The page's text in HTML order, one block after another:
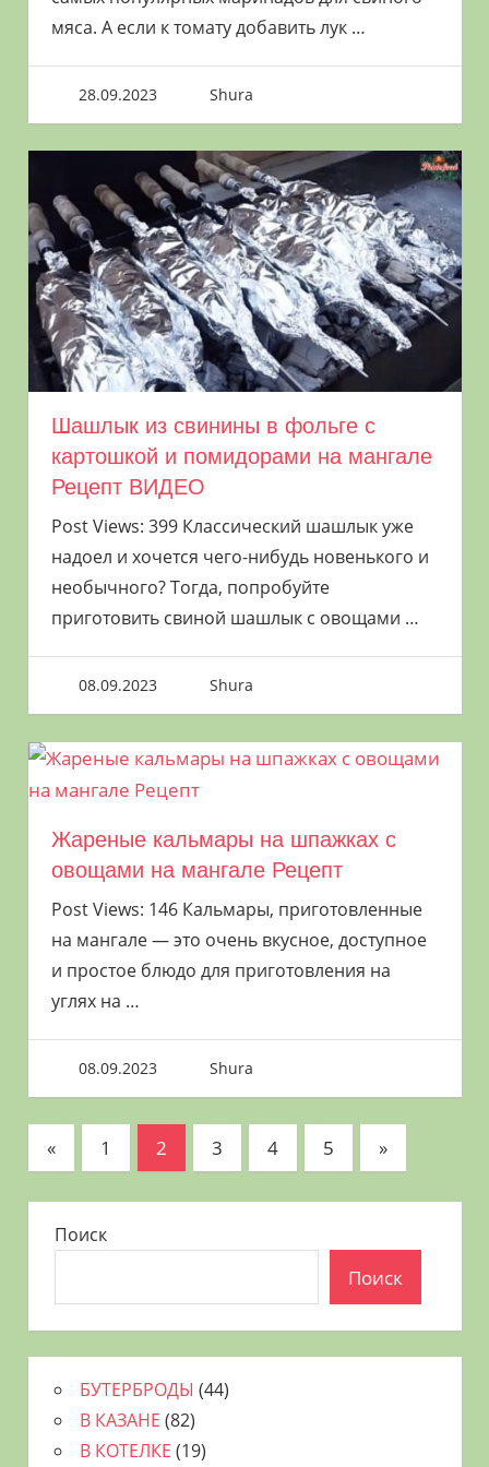
мяса. А если к томату добавить лук …
28.09.2023 Shura
Шашлык из свинины в фольге с
картошкой и помидорами на мангале
Рецепт ВИДЕО
Post Views: 399 Классический шашлык уже
надоел и хочется чего-нибудь новенького и
необычного? Тогда, попробуйте
приготовить свиной шашлык с овощами …
08.09.2023 Shura
Жареные кальмары на шпажках с
овощами на мангале Рецепт
Post Views: 146 Кальмары, приготовленные
на мангале — это очень вкусное, доступное
и простое блюдо для приготовления на
углях на …
08.09.2023 Shura
Пагинация
«Предыдущие
записи
1 2 3 4 5
Следующие
записи
»
Поиск
Поиск
БУТЕРБРОДЫ (44)
В КАЗАНЕ (82)
В КОТЕЛКЕ (19)